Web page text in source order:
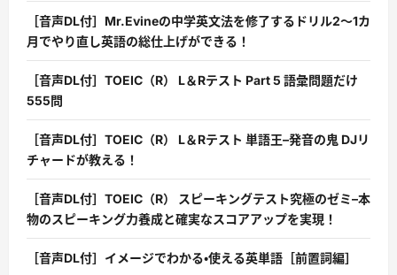
［音声DL付］Mr.Evineの中学英文法を修了するドリル2〜1カ
月でやり直し英語の総仕上げができる！
［音声DL付］TOEIC（R） L＆Rテスト Part 5 語彙問題だけ
555問
［音声DL付］TOEIC（R） L＆Rテスト 単語王–発音の鬼 DJリ
チャードが教える！
［音声DL付］TOEIC（R） スピーキングテスト究極のゼミ–本
物のスピーキング力養成と確実なスコアアップを実現！
［音声DL付］イメージでわかる・使える英単語［前置詞編］